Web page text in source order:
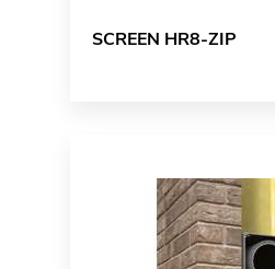
SCREEN HR8-ZIP